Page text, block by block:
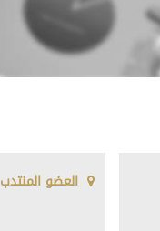
العضو المنتدب